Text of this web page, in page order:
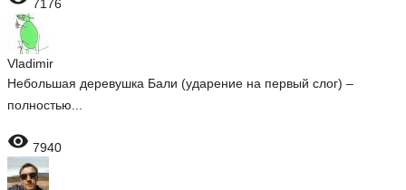
7176
Vladimir
Небольшая деревушка Бали (ударение на первый слог) –
полностью...
 7940